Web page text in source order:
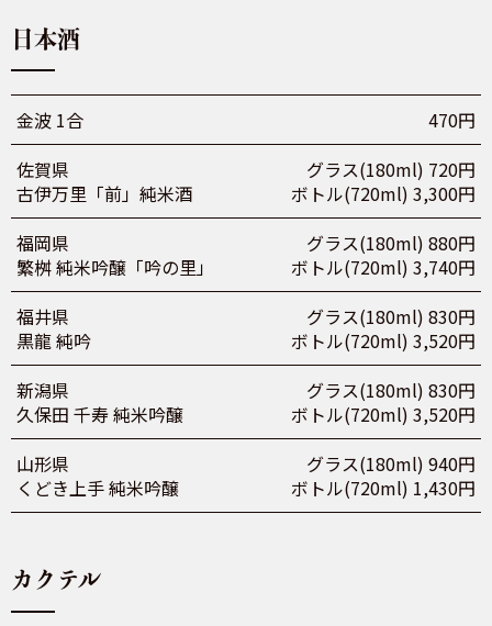
日本酒
金波 1合
470円
佐賀県
古伊万里「前」純米酒
グラス(180ml) 720円
ボトル(720ml) 3,300円
福岡県
繁桝 純米吟醸「吟の里」
グラス(180ml) 880円
ボトル(720ml) 3,740円
福井県
黒龍 純吟
グラス(180ml) 830円
ボトル(720ml) 3,520円
新潟県
久保田 千寿 純米吟醸
グラス(180ml) 830円
ボトル(720ml) 3,520円
山形県
くどき上手 純米吟醸
グラス(180ml) 940円
ボトル(720ml) 1,430円
カクテル